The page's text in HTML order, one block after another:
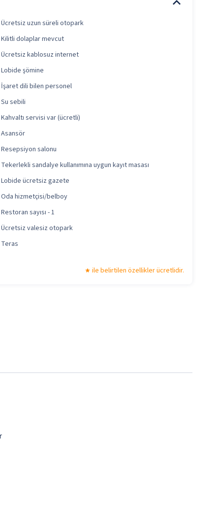
Ücretsiz uzun süreli otopark
Kilitli dolaplar mevcut
Ücretsiz kablosuz internet
Lobide şömine
İşaret dili bilen personel
Su sebili
Kahvaltı servisi var (ücretli)
Asansör
Resepsiyon salonu
Tekerlekli sandalye kullanımına uygun kayıt masası
Lobide ücretsiz gazete
Oda hizmetçisi/belboy
Restoran sayısı - 1
Ücretsiz valesiz otopark
Teras
ile belirtilen özellikler ücretlidir.